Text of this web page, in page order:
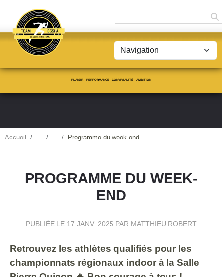
PLAISIR - PERFORMANCE - CONVIVIALITÉ - AMBITION
Accueil Programme du week-end
PROGRAMME DU WEEK-
END
PUBLIÉE LE 17 JANV. 2025 PAR MATTHIEU ROBERT
Retrouvez les athlètes qualifiés pour les
championnats régionaux indoor à la Salle